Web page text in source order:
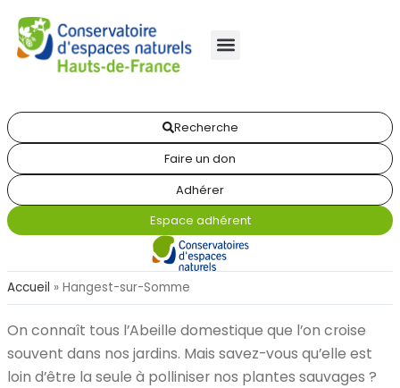
Recherche
Faire un don
Adhérer
Espace adhérent
Accueil » Hangest-sur-Somme
On connaît tous l’Abeille domestique que l’on croise
souvent dans nos jardins. Mais savez-vous qu’elle est
loin d’être la seule à polliniser nos plantes sauvages ?